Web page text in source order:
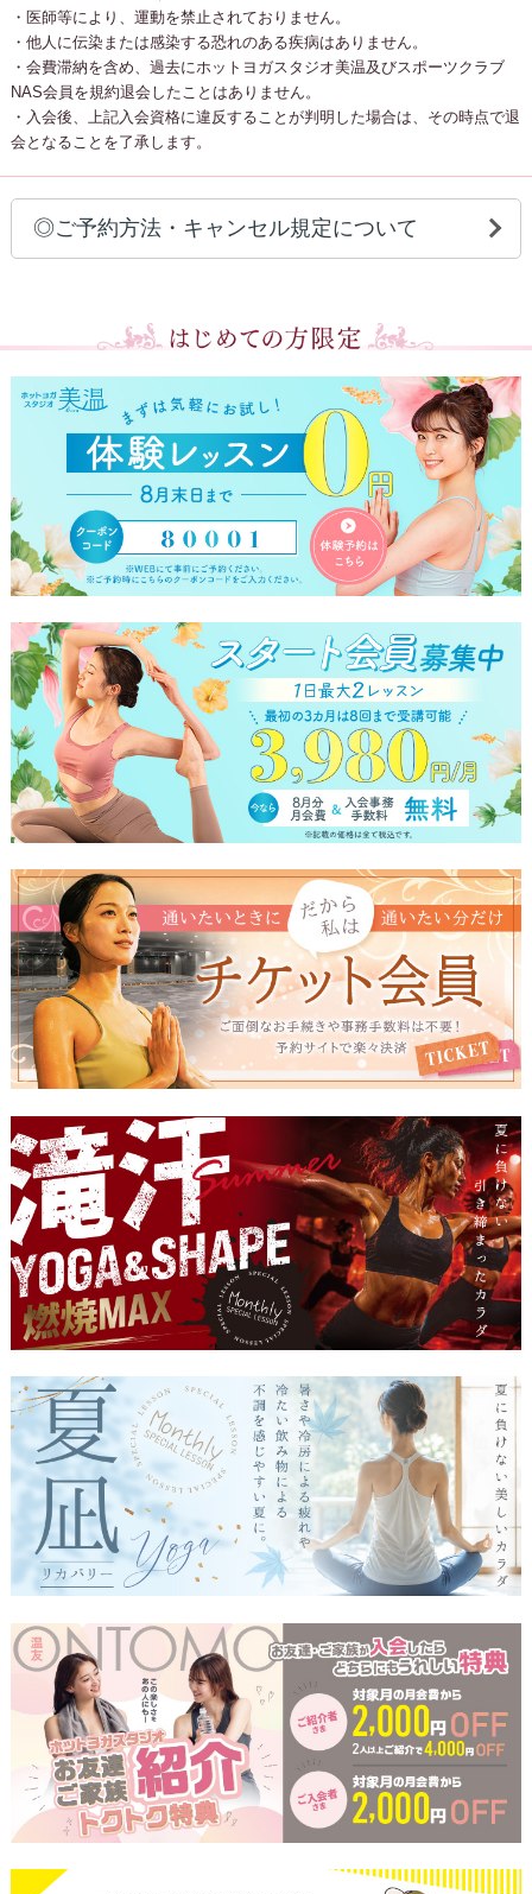
・医師等により、運動を禁止されておりません。
・他人に伝染または感染する恐れのある疾病はありません。
・会費滞納を含め、過去にホットヨガスタジオ美温及びスポーツクラブ
NAS会員を規約退会したことはありません。
・入会後、上記入会資格に違反することが判明した場合は、その時点で退
会となることを了承します。
◎ご予約方法・キャンセル規定について